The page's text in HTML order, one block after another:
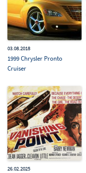
03.08.2018
1999 Chrysler Pronto
Cruiser
26.02.2025